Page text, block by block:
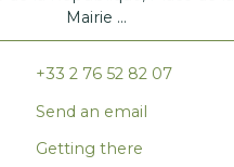
Mairie
Franqueville-Saint-Pierre
+33 2 76 52 82 07
Send an email
Getting there